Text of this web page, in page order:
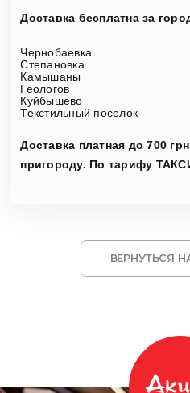
Доставка бесплатна за
Чернобаевка
Степановка
Камышаны
Геологов
Куйбышево
Текстильный поселок
Доставка платная до 700
пригороду. По тарифу
ВЕРНУТЬСЯ